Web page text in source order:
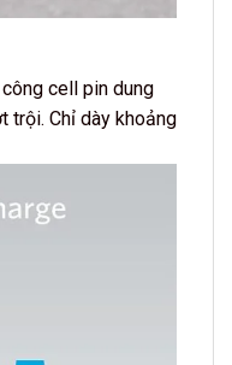
cell pin dung
trội. Chỉ dày khoảng